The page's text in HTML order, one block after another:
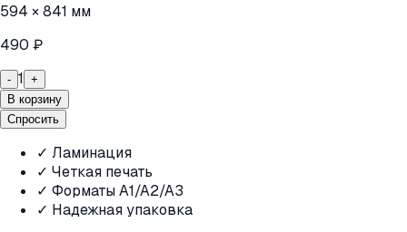
594 × 841 мм
490 ₽
- 1 +
В корзину
Спросить
✓ Ламинация
✓ Четкая печать
✓ Форматы A1/A2/A3
✓ Надежная упаковка